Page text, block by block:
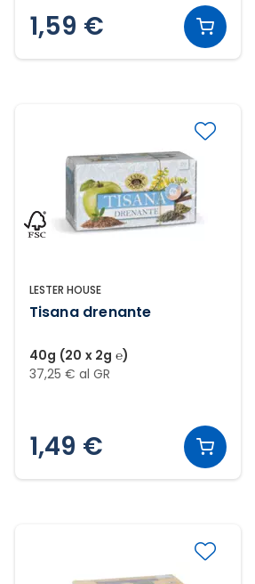
1,59 €
LESTER HOUSE
Tisana drenante
40g (20 x 2g ℮)
37,25 € al GR
1,49 €